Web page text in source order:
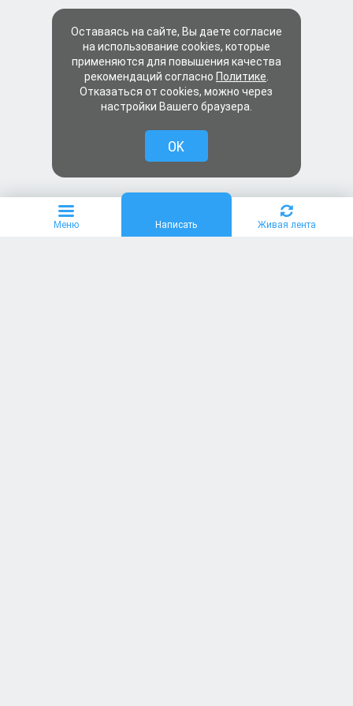
Меню Написать Живая лента
Оставаясь на сайте, Вы даете согласие
на использование cookies, которые
применяются для повышения качества
рекомендаций согласно Политике
Отказаться от cookies, можно через
настройки Вашего браузера.
OK